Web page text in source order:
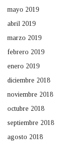
mayo 2019
abril 2019
marzo 2019
febrero 2019
enero 2019
diciembre 2018
noviembre 2018
octubre 2018
septiembre 2018
agosto 2018